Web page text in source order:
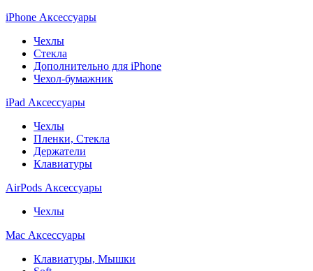
iPhone Аксессуары
Чехлы
Стекла
Дополнительно для iPhone
Чехол-бумажник
iPad Аксессуары
Чехлы
Пленки, Стекла
Держатели
Клавиатуры
AirPods Аксессуары
Чехлы
Mac Аксессуары
Клавиатуры, Мышки